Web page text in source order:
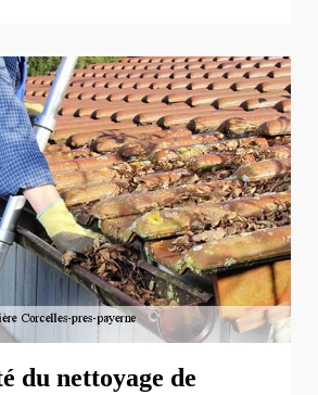
du nettoyage de